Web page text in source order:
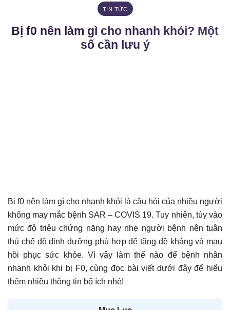
TIN TỨC
Bị f0 nên làm gì cho nhanh khỏi? Một
số cần lưu ý
Bị f0 nên làm gì cho nhanh khỏi là câu hỏi của nhiều người
không may mắc bệnh SAR – COVIS 19. Tuy nhiên, tùy vào
mức độ triệu chứng nặng hay nhẹ người bệnh nên tuân
thủ chế độ dinh dưỡng phù hợp để tăng đề kháng và mau
hồi phục sức khỏe. Vì vậy làm thế nào để bệnh nhân
nhanh khỏi khi bị F0, cùng đọc bài viết dưới đây để hiểu
thêm nhiều thông tin bổ ích nhé!